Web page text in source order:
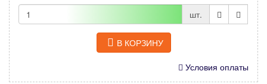
шт.
В КОРЗИНУ
Условия оплаты